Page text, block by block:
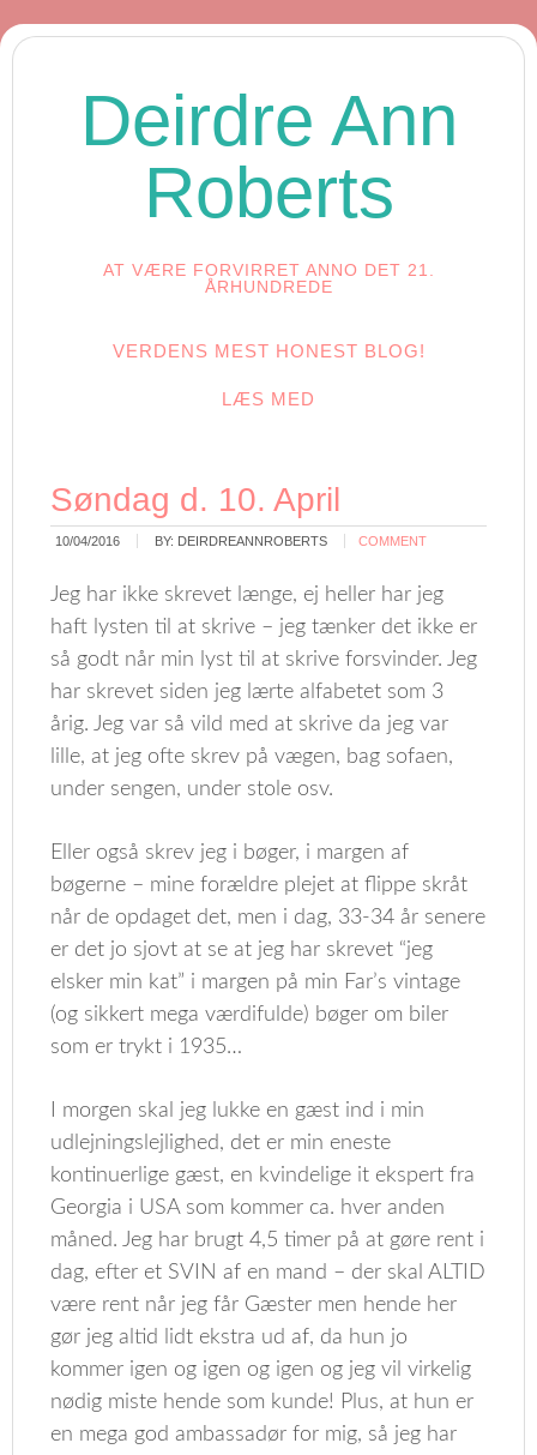
Deirdre Ann
Roberts
AT VÆRE FORVIRRET ANNO DET 21.
ÅRHUNDREDE
VERDENS MEST HONEST BLOG!
LÆS MED
Søndag d. 10. April
10/04/2016 BY: DEIRDREANNROBERTS COMMENT
Jeg har ikke skrevet længe, ej heller har jeg
haft lysten til at skrive – jeg tænker det ikke er
så godt når min lyst til at skrive forsvinder. Jeg
har skrevet siden jeg lærte alfabetet som 3
årig. Jeg var så vild med at skrive da jeg var
lille, at jeg ofte skrev på vægen, bag sofaen,
under sengen, under stole osv.
Eller også skrev jeg i bøger, i margen af
bøgerne – mine forældre plejet at flippe skråt
når de opdaget det, men i dag, 33-34 år senere
er det jo sjovt at se at jeg har skrevet “jeg
elsker min kat” i margen på min Far’s vintage
(og sikkert mega værdifulde) bøger om biler
som er trykt i 1935…
I morgen skal jeg lukke en gæst ind i min
udlejningslejlighed, det er min eneste
kontinuerlige gæst, en kvindelige it ekspert fra
Georgia i USA som kommer ca. hver anden
måned. Jeg har brugt 4,5 timer på at gøre rent i
dag, efter et SVIN af en mand – der skal ALTID
være rent når jeg får Gæster men hende her
gør jeg altid lidt ekstra ud af, da hun jo
kommer igen og igen og igen og jeg vil virkelig
nødig miste hende som kunde! Plus, at hun er
en mega god ambassadør for mig, så jeg har